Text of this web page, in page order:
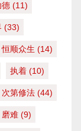
德 (11)
(33)
恒顺众生 (14)
执着 (10)
次第修法 (44)
磨难 (9)